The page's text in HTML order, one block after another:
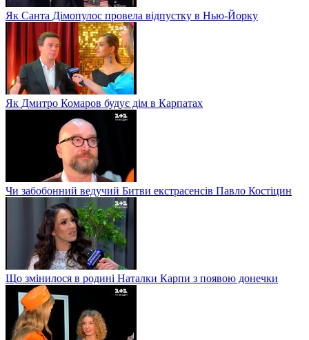
Як Санта Дімопулос провела відпустку в Нью-Йорку
Як Дмитро Комаров будує дім в Карпатах
Чи забобонний ведучий Битви екстрасенсів Павло Костіцин
Що змінилося в родині Наталки Карпи з появою донечки